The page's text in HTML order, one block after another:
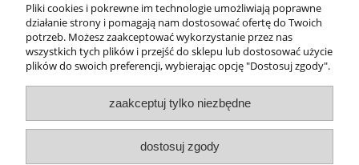
Informacje o sklepie
Grzegorz Daniel NetDan
Magazynowa 5a 2-piętro
NIP: 6792596281 REGON: 361824632
tel. 513 328 497, 780 471 201, e-mailkontakt@netdan.pl
Pliki cookies i pokrewne im technologie umożliwiają poprawne
działanie strony i pomagają nam dostosować ofertę do Twoich
potrzeb. Możesz zaakceptować wykorzystanie przez nas
wszystkich tych plików i przejść do sklepu lub dostosować użycie
plików do swoich preferencji, wybierając opcję "Dostosuj zgody".
zaakceptuj tylko niezbędne
dostosuj zgody